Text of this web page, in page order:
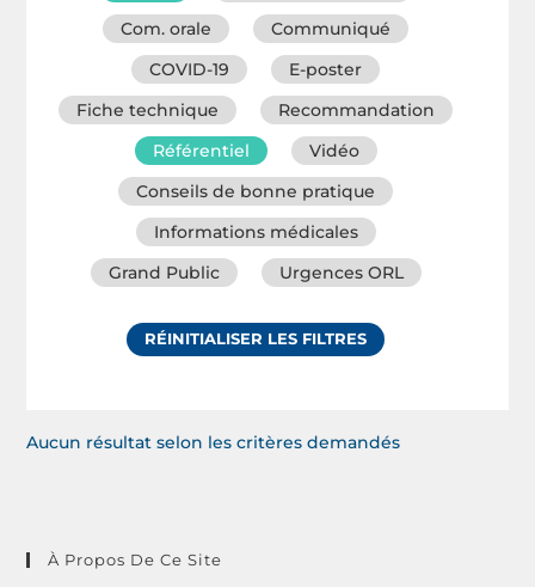
Com. orale
Communiqué
COVID-19
E-poster
Fiche technique
Recommandation
Référentiel
Vidéo
Conseils de bonne pratique
Informations médicales
Grand Public
Urgences ORL
RÉINITIALISER LES FILTRES
Aucun résultat selon les critères demandés
À Propos De Ce Site